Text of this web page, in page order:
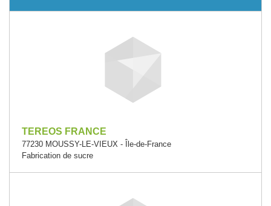
TEREOS FRANCE
77230 MOUSSY-LE-VIEUX - Île-de-France
Fabrication de sucre